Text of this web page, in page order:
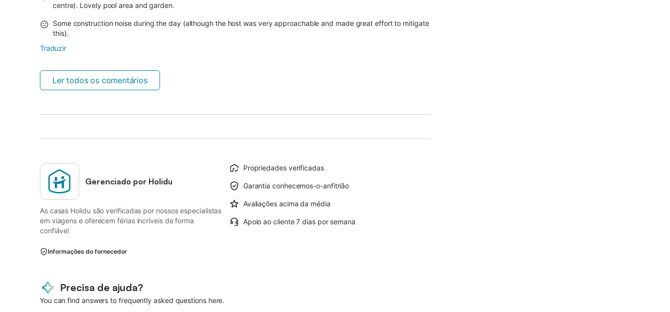
centre). Lovely pool area and garden.
Some construction noise during the day (although the host was very approachable and made great effort to mitigate
this).
Traduzir
Ler todos os comentários
Gerenciado por Holidu
As casas Holidu são verificadas por nossos especialistas
em viagens e oferecem férias incríveis de forma
confiável
Propriedades verificadas
Garantia conhecemos-o-anfitrião
Avaliações acima da média
Apoio ao cliente 7 dias por semana
Informações do fornecedor
Precisa de ajuda?
You can find answers to frequently asked questions here.